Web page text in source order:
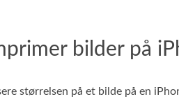
bilder på
størrelsen på et bilde på en